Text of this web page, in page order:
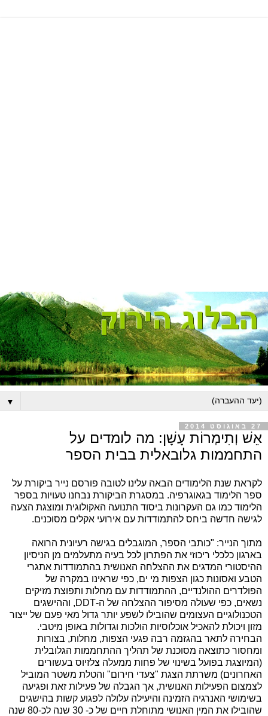
▼
27 באוגוסט 2014
אֵשׁ וְתִימְרוֹת עָשָׁן: מה לומדים על
התחממות גלובאלית בבית הספר
לקראת שנת הלימודים הבאה עלינו לטובה פורסם נייר ביקורת על
ספר הלימוד בגאוגרפיה. במסגרת הביקורת נבחנו טעויות בספר
הלימוד כמו גם העקרונות ביסוד התנועה האקולוגית ומוצגת הצעה
לגישה חדשה ביחס להתמודדות עם אירועי אקלים מסוכנים.
מתוך הנייר: "כותבי הספר, המוגבלים בגישה רעיונית הרואה
בארגון כלכלי ריכוזי את הפתרון לכל בעיה מתעלמים מן הניסיון
ההיסטורי המדגים את ההצלחה האנושית בהתמודדות אתגרי
הטבע ואסונות כגון הצפות מי ים, כפי שראינו במקרה של
הפולדרים ההולנדיים, ההתמודדות עם מחלות ותפוצת מזיקים
נשאים, כפי שעולה מסיפור ההצלחה של ה-DDT, וההישגים
הטכנולוגיים העצומים שהובילו לשפע יותר גדול מאי פעם של ייצור
מזון ויכולת להאכיל אוכלוסיות הולכות וגדולות באופן מיטבי.
הבחירה לתאר בהגזמה רבה פגעי הצפות, מחלות, בצורות
ומחסור כתוצאה מסוכנת של תהליך ההתחממות הגלובלית
(המיוצגת בפועל בשינוי של פחות ממעלה צלזיוס בעשורים
האחרונים) משרתת הצגת "צעדי חירום" והטלת משטר המוביל
לצמצום הפעילות האנושית, אך הגבלה של פעילות זאת ופגיעה
בשימושי האנרגיה הזמינה והיעילה עלולה לפגוע קשות בהישגים
שהובילו את המין האנושי מתוחלת חיים של כ- 30 שנה לכ-80 שנה